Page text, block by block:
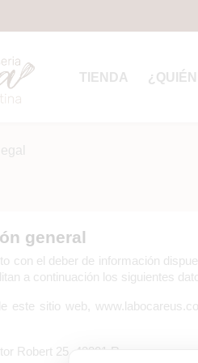
TIENDA
general
con el deber de información
a continuación los siguientes
este sitio web,
Robert 25, 43201 Reus